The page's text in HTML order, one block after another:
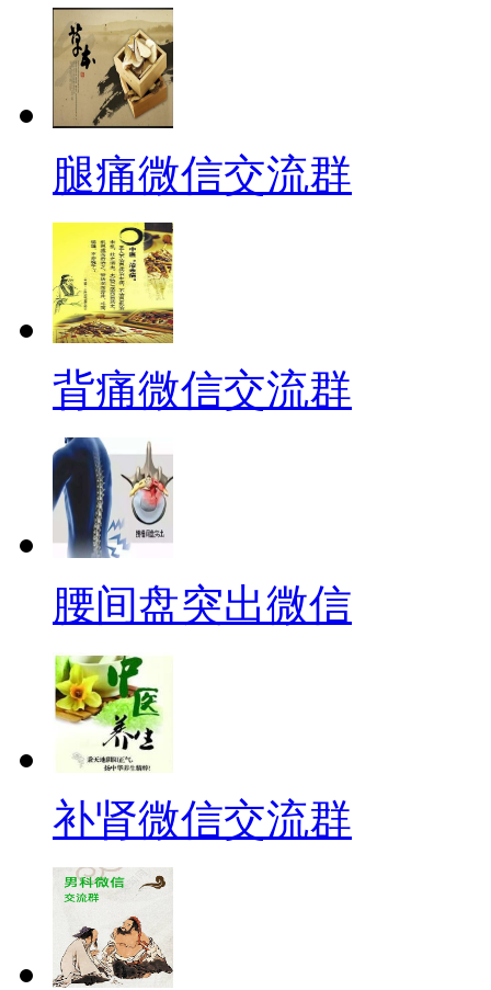
腿痛微信交流群
背痛微信交流群
腰间盘突出微信
补肾微信交流群